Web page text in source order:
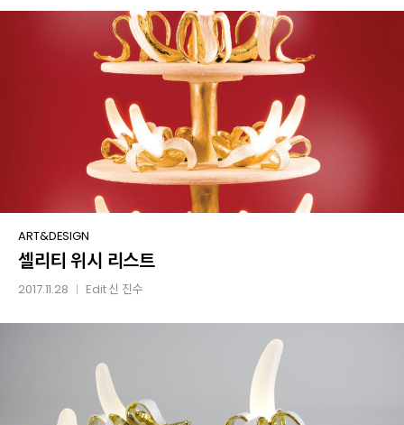
셀리티
위시
리스트
ART&DESIGN
셀리티 위시 리스트
2017.11.28 Edit신 진수